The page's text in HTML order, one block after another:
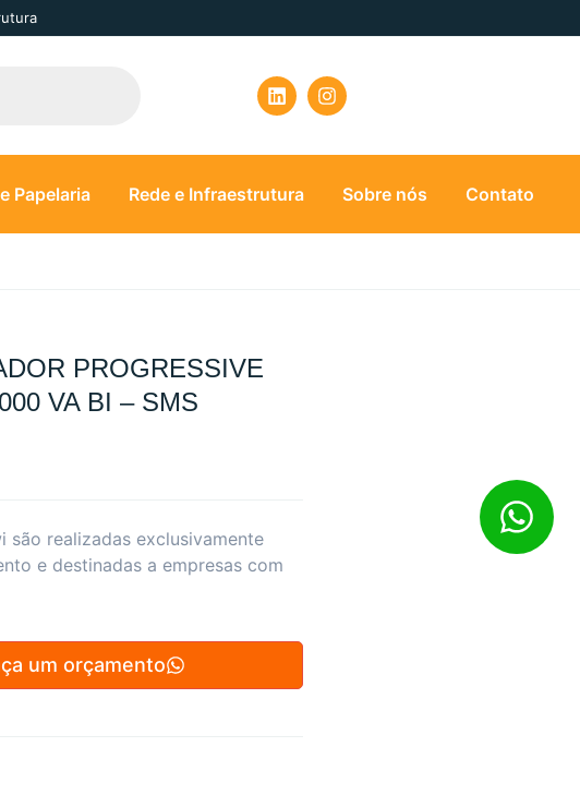
Papelaria Rede e Infraestrutura Sobre nós Contato
PROGRESSIVE
VA BI – SMS
são realizadas exclusivamente
e destinadas a empresas com
um orçamento